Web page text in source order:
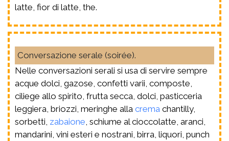
latte, fior di latte, the.
Conversazione serale (soirée).
Nelle conversazioni serali si usa di servire sempre
acque dolci, gazose, confetti varii, composte,
ciliege allo spirito, frutta secca, dolci, pasticceria
leggiera, briozzi, meringhe alla crema chantilly,
sorbetti, zabaione , schiume al cioccolatte, aranci,
mandarini, vini esteri e nostrani, birra, liquori, punch